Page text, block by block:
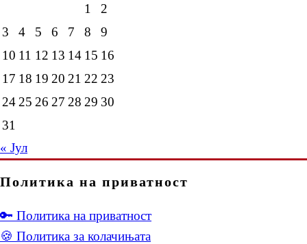
1
2
3
4 5 6 7 8
9
10 11 12 13 14 15 16
17 18 19 20 21 22 23
24 25 26 27 28 29 30
31
« Јул
Политика на приватност
🔑 Политика на приватност
🍪 Политика за колачињата